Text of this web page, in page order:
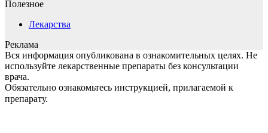
Полезное
Лекарства
Реклама
Вся информация опубликована в ознакомительных целях. Не
используйте лекарственные препараты без консультации
врача.
Обязательно ознакомьтесь инструкцией, прилагаемой к
препарату.